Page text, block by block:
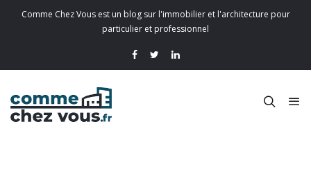
Comme Chez Vous est un blog sur l'immobilier et l'architecture pour
particulier et professionnel